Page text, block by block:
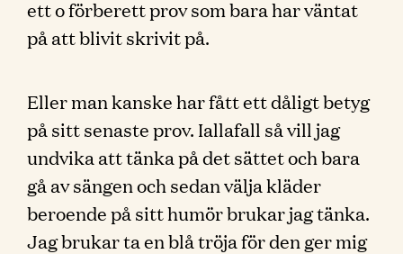
ett o förberett prov som bara har väntat
på att blivit skrivit på.
Eller man kanske har fått ett dåligt betyg
på sitt senaste prov. Iallafall så vill jag
undvika att tänka på det sättet och bara
gå av sängen och sedan välja kläder
beroende på sitt humör brukar jag tänka.
Jag brukar ta en blå tröja för den ger mig